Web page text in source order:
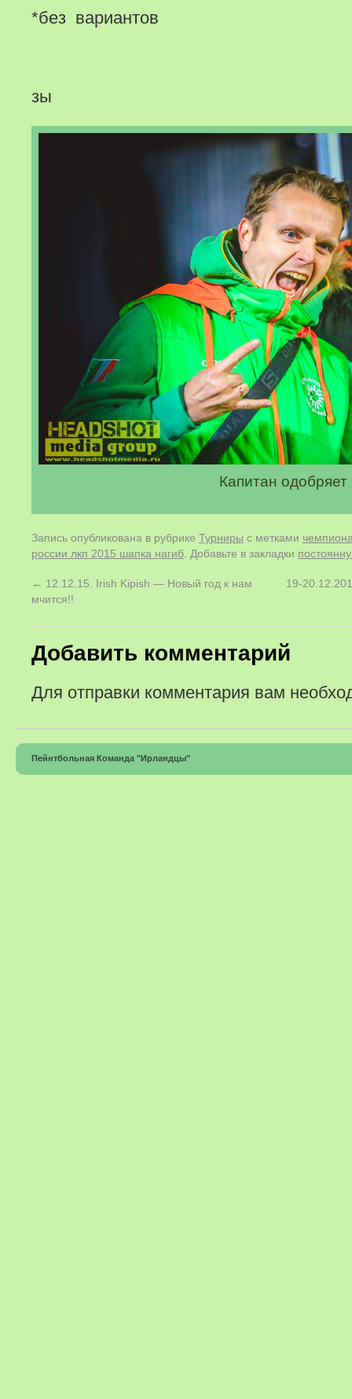
*без вариантов
зы
Капитан одобряет
Запись опубликована в рубрике Турниры с метками
россии лкп 2015 шапка нагиб . Добавьте в закладки
← 12.12.15. Irish Kipish — Новый год к нам
мчится!!
19-
Добавить комментарий
Для отправки комментария вам
Пейнтбольная Команда "Ирландцы"